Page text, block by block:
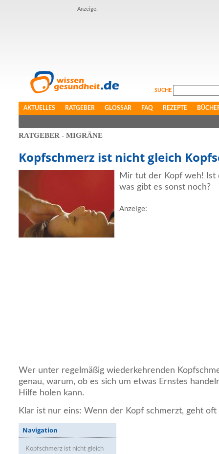
Anzeige:
SUCHE
AKTUELLES RATGEBER GLOSSAR FAQ REZEPTE
RATGEBER - MIGRÄNE
Kopfschmerz ist nicht gleich
Mir tut der Kopf weh! Ist
was gibt es sonst noch?
Anzeige:
Wer unter regelmäßig wiederkehrenden
genau, warum, ob es sich um etwas Ernstes
Hilfe holen kann.
Klar ist nur eins: Wenn der Kopf schmerzt, geht oft
Navigation
Kopfschmerz ist nicht gleich